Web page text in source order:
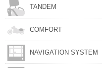
TANDEM
COMFORT
NAVIGATION SYSTEM